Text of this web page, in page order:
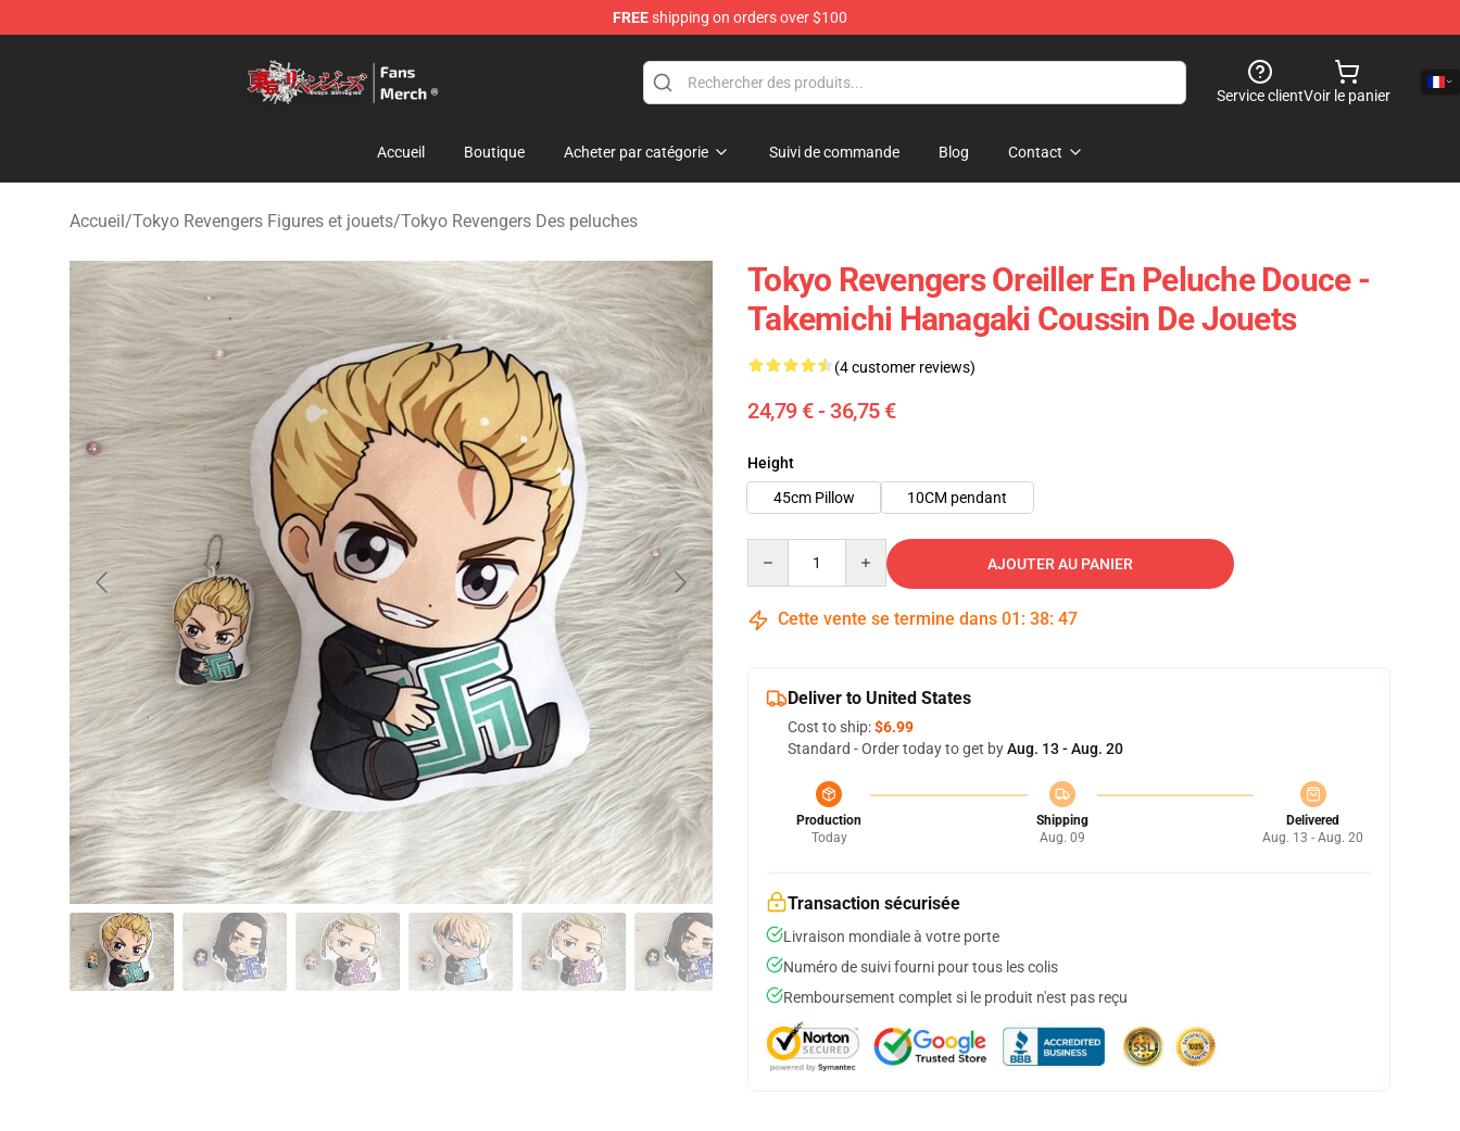
FREEshipping on orders over $100
Service clientVoir le panier
Accueil Boutique Acheter par catégorie Suivi de commande Blog Contact
Accueil/Tokyo Revengers Figures et jouets/Tokyo Revengers Des peluches
Tokyo Revengers Oreiller En Peluche Douce -
Takemichi Hanagaki Coussin De Jouets
(4 customer reviews)
24,79 € - 36,75 €
Height
45cm Pillow
10CM pendant
AJOUTER AU PANIER
Cette vente se termine dans 01 : 38: 47
Deliver to United States
Cost to ship:$6.99
Standard - Order today to get byAug. 13 - Aug. 20
Production
Today
Shipping
Aug. 09
Delivered
Aug. 13 - Aug. 20
Transaction sécurisée
Livraison mondiale à votre porte
Numéro de suivi fourni pour tous les colis
Remboursement complet si le produit n'est pas reçu